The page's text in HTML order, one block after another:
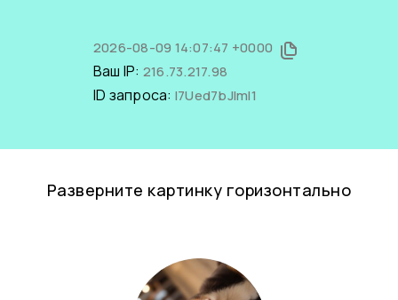
2026-08-09 14:07:47 +0000
Ваш IP: 216.73.217.98
ID запроса: l7Ued7bJlmI1
Разверните картинку горизонтально